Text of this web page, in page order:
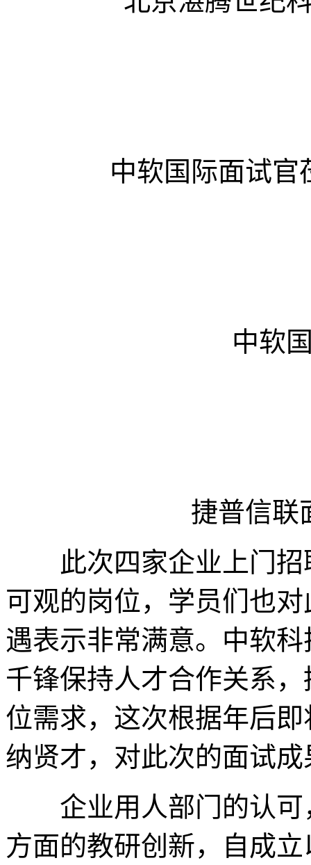
中软国际面试官
中软
捷普信联
此次四家企业上门招
可观的岗位，学员们也
遇表示非常满意。中软
千锋保持人才合作关系
位需求，这次根据年后
纳贤才，对此次的面试
企业用人部门的认可
方面的教研创新，自成